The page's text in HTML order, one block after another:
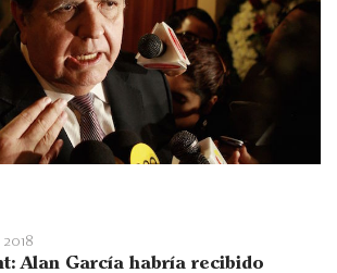
Alan García habría recibido